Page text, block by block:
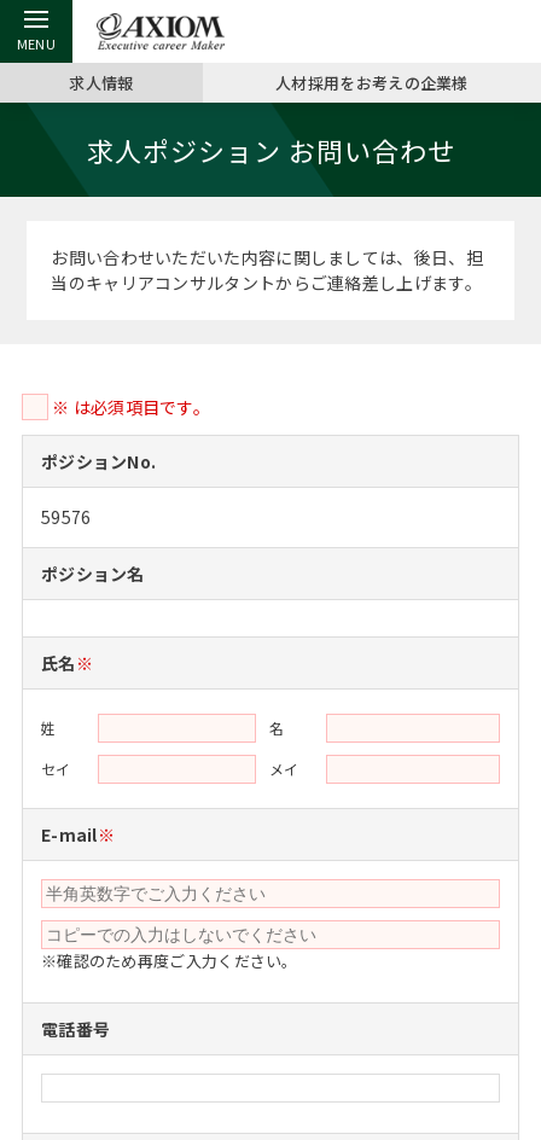
戻る
アクシアムの特長 ミッシ
コンサ
サービス案内
お申し
キャリ
戻る
キャリア支援 TOP
キャリアデザイン講座
（最新求人市場動向）
キャリ
MBAの
おわり
MBAの転職事例
MBAからのFAQ
MBA留学生数の推移
MBA留
日本か
インターン受入企業一覧
MBAを生かす求人特集
戻る
転職ツール TOP
英文レジュメの書き方
英文レ
パワー
よくある面接Q&A集
外資系／面接攻略のコツ
戻る
転職コラム TOP
“展”職相談室
転職成功への4つの鍵
キャリアに効く一冊
注目企業インタビュー
戻る
イベント・セミナー TOP
ジョブフェア
キャリアフォーラム
プロ経営者の特別セミナー
Career Talk Live
戻る
会社概要 TOP
沿革
採用情報
パブリシティ
ニュースリリース
求人情報 人材採用をお考えの企業様
求人ポジション お問い合わせ
お問い合わせいただいた内容に関しましては、後日、担
当のキャリアコンサルタントからご連絡差し上げます。
※ は必須項目です。
ポジションNo.
59576
ポジション名
氏名 ※
姓
名
セイ
メイ
E-mail※
※確認のため再度ご入力ください。
電話番号